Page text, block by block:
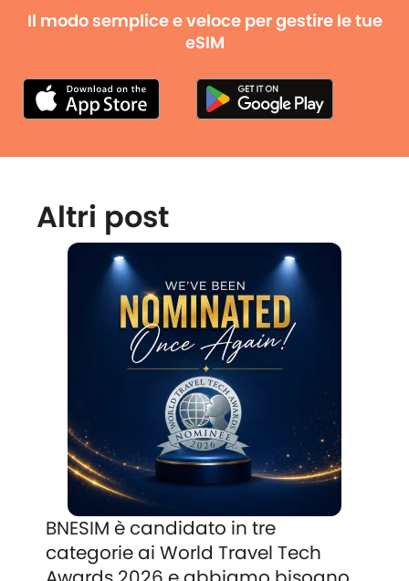
Il modo semplice e veloce per gestire le tue
eSIM
Altri post
BNESIM è candidato in tre
categorie ai World Travel Tech